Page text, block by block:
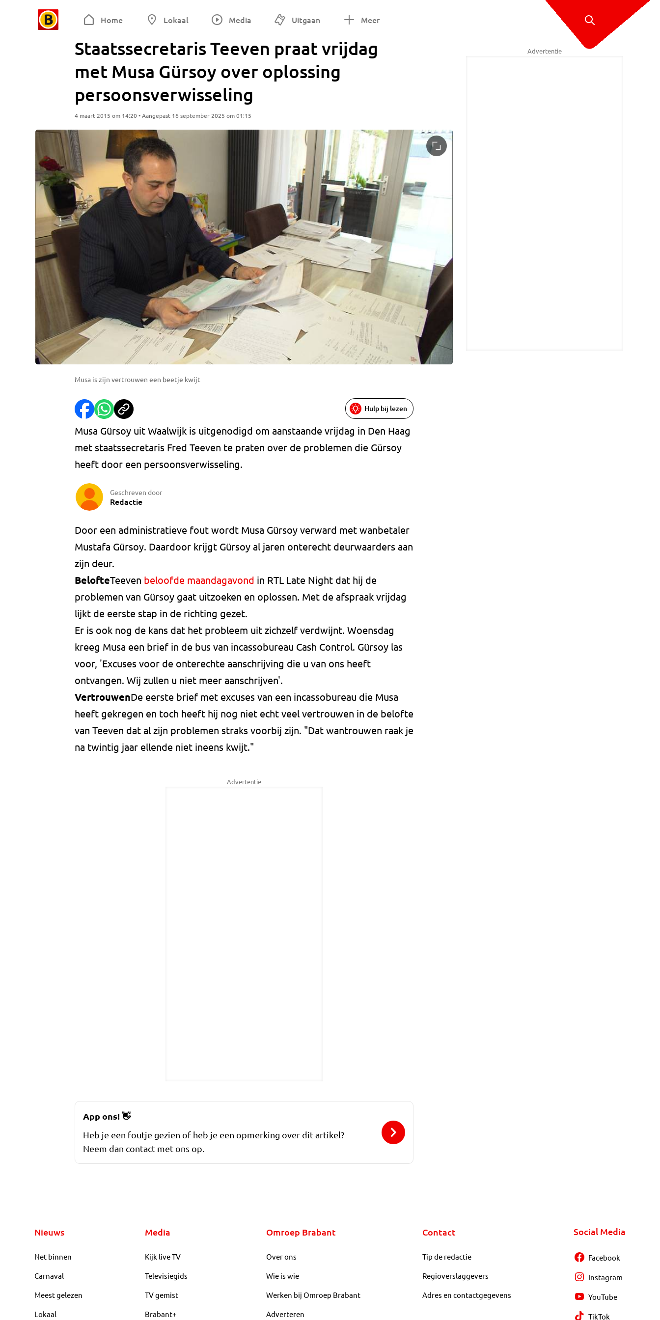
Home Lokaal Media Uitgaan Meer
Staatssecretaris Teeven praat vrijdag
met Musa Gürsoy over oplossing
persoonsverwisseling
4 maart 2015 om 14:20 • Aangepast 16 september 2025 om 01:15
Musa is zijn vertrouwen een beetje kwijt
Hulp bij lezen
Musa Gürsoy uit Waalwijk is uitgenodigd om aanstaande vrijdag in Den Haag
met staatssecretaris Fred Teeven te praten over de problemen die Gürsoy
heeft door een persoonsverwisseling.
Geschreven door
Redactie
Door een administratieve fout wordt Musa Gürsoy verward met wanbetaler
Mustafa Gürsoy. Daardoor krijgt Gürsoy al jaren onterecht deurwaarders aan
zijn deur.
BelofteTeeven beloofde maandagavond in RTL Late Night dat hij de
problemen van Gürsoy gaat uitzoeken en oplossen. Met de afspraak vrijdag
lijkt de eerste stap in de richting gezet.
Er is ook nog de kans dat het probleem uit zichzelf verdwijnt. Woensdag
kreeg Musa een brief in de bus van incassobureau Cash Control. Gürsoy las
voor, 'Excuses voor de onterechte aanschrijving die u van ons heeft
ontvangen. Wij zullen u niet meer aanschrijven'.
VertrouwenDe eerste brief met excuses van een incassobureau die Musa
heeft gekregen en toch heeft hij nog niet echt veel vertrouwen in de belofte
van Teeven dat al zijn problemen straks voorbij zijn. "Dat wantrouwen raak je
na twintig jaar ellende niet ineens kwijt."
Advertentie
Advertentie
App ons!👋
Heb je een foutje gezien of heb je een opmerking over dit artikel?
Neem dan contact met ons op.
Nieuws
Net binnen
Carnaval
Meest gelezen
Lokaal
Media
Kijk live TV
Televisiegids
TV gemist
Brabant+
Omroep Brabant
Over ons
Wie is wie
Werken bij Omroep Brabant
Adverteren
Contact
Tip de redactie
Regioverslaggevers
Adres en contactgegevens
Social Media
Facebook
Instagram
YouTube
TikTok